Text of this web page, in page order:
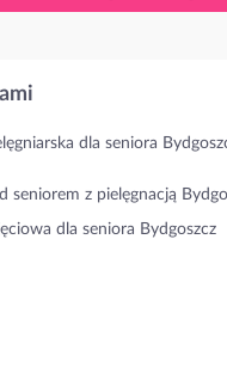
dla seniora
seniorem z pielęgnacją
dla seniora Bydgoszcz